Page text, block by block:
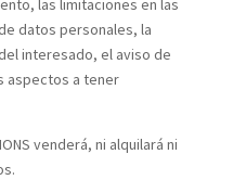
las limitaciones en las
datos personales, la
interesado, el aviso de
aspectos a tener
venderá, ni alquilará ni